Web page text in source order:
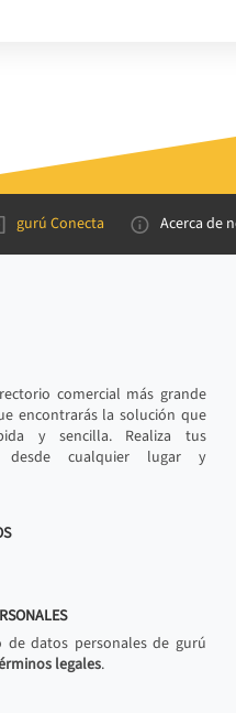
gurú Conecta Acerca de
comercial más grande
encontrarás la solución que
y sencilla. Realiza tus
desde cualquier lugar y
datos personales de gurú
legales.